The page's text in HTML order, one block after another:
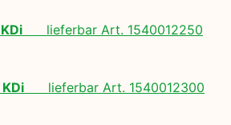
lieferbar Art. 1540012250
lieferbar Art. 1540012300